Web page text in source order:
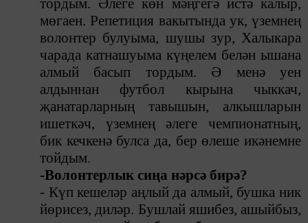
тордым. Әлеге көн мәңгегә истә калыр,
мөгаен. Репетиция вакытында ук, үземнең
волонтер булуыма, шушы зур, Халыкара
чарада катнашуыма күңелем белән ышана
алмый басып тордым. Ә менә уен
алдыннан футбол кырына чыккач,
җанатарларның тавышын, алкышларын
ишеткәч, үземнең әлеге чемпионатның,
бик кечкенә булса да, бер өлеше икәнемне
тойдым.
-Волонтерлык сиңа нәрсә бирә?
- Күп кешеләр аңлыйда алмый, бушка ник
йөрисез, диләр. Бушлай яшибез, ашыйбыз,